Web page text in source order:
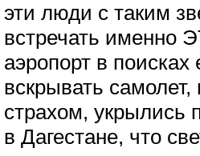
эти люди с таким
встречать именно
аэропорт в
вскрывать
страхом,
в Дагестане, что